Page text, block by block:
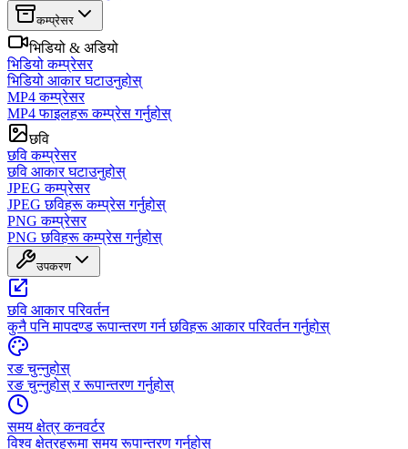
कम्प्रेसर
भिडियो & अडियो
भिडियो कम्प्रेसर
भिडियो आकार घटाउनुहोस्
MP4 कम्प्रेसर
MP4 फाइलहरू कम्प्रेस गर्नुहोस्
छवि
छवि कम्प्रेसर
छवि आकार घटाउनुहोस्
JPEG कम्प्रेसर
JPEG छविहरू कम्प्रेस गर्नुहोस्
PNG कम्प्रेसर
PNG छविहरू कम्प्रेस गर्नुहोस्
उपकरण
छवि आकार परिवर्तन
कुनै पनि मापदण्ड रूपान्तरण गर्न छविहरू आकार परिवर्तन गर्नुहोस्
रङ चुन्नुहोस्
रङ चुन्नुहोस् र रूपान्तरण गर्नुहोस्
समय क्षेत्र कनवर्टर
विश्व क्षेत्रहरूमा समय रूपान्तरण गर्नुहोस्